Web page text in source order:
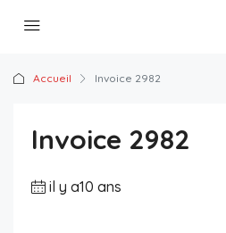
Accueil Invoice 2982
Invoice 2982
il y a10 ans